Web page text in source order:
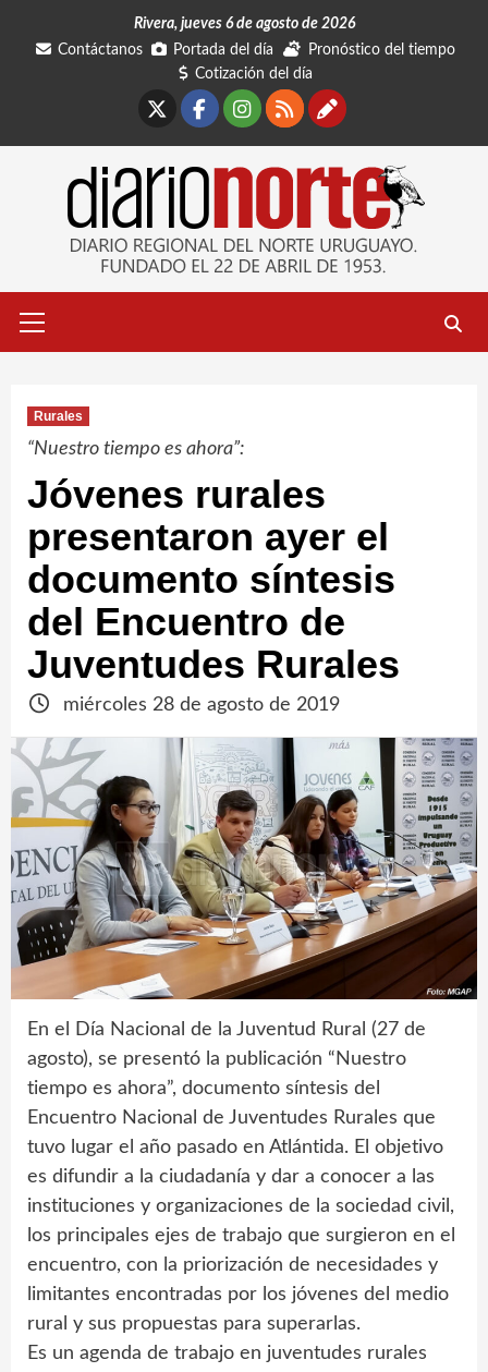
Rivera, jueves 6 de agosto de 2026
Contáctanos
Portada del día
Pronóstico del tiempo
Cotización del día
Facebook
Instagram
RSSContáctanos
primario
Rurales
“Nuestro tiempo es ahora”:
Jóvenes rurales
presentaron ayer el
documento síntesis
del Encuentro de
Juventudes Rurales
miércoles 28 de agosto de 2019
En el Día Nacional de la Juventud Rural (27 de
agosto), se presentó la publicación “Nuestro
tiempo es ahora”, documento síntesis del
Encuentro Nacional de Juventudes Rurales que
tuvo lugar el año pasado en Atlántida. El objetivo
es difundir a la ciudadanía y dar a conocer a las
instituciones y organizaciones de la sociedad civil,
los principales ejes de trabajo que surgieron en el
encuentro, con la priorización de necesidades y
limitantes encontradas por los jóvenes del medio
rural y sus propuestas para superarlas.
Es un agenda de trabajo en juventudes rurales